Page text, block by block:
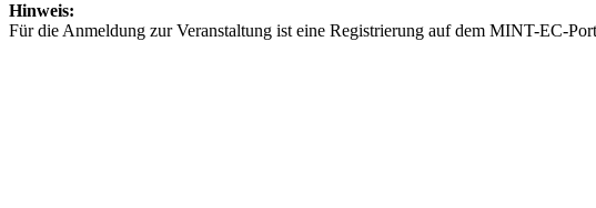
Hinweis:
Für die Anmeldung zur Veranstaltung ist eine Registrierung auf dem MINT-EC-